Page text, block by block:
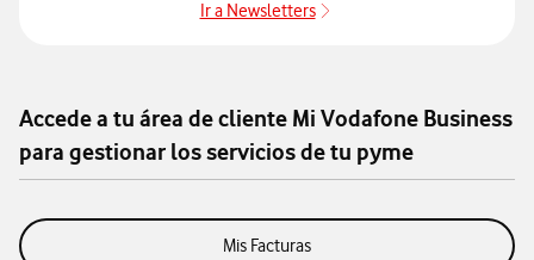
ahora mismo es cuándo y con qué velocidad será adoptada
Ir a Newsletters
Accede a tu área de cliente Mi Vodafone Business
para gestionar los servicios de tu pyme
Mis Facturas